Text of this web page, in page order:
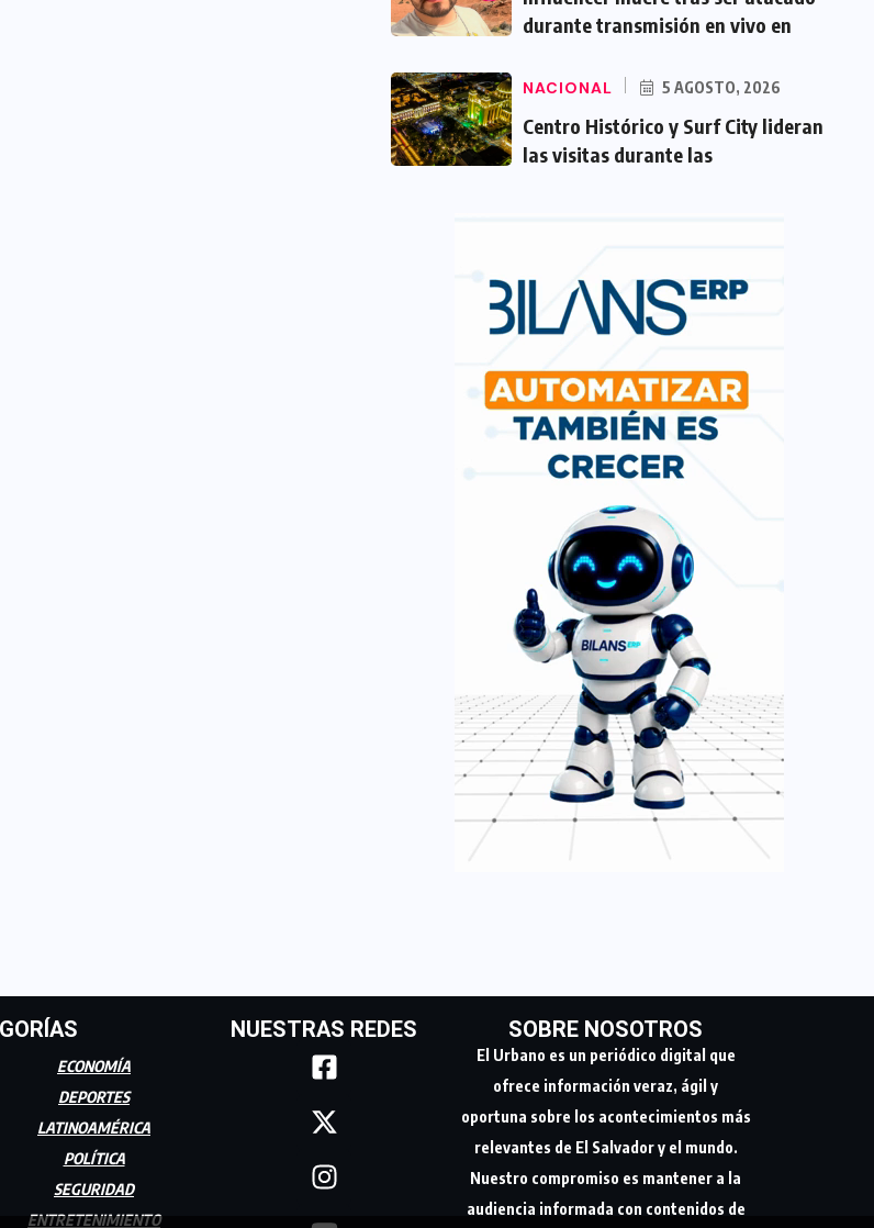
durante transmisión en vivo en
NACIONAL 5 AGOSTO, 2026
Centro Histórico y Surf City lideran
las visitas durante las
ECONOMÍA
DEPORTES
LATINOAMÉRICA
POLÍTICA
SEGURIDAD
ENTRETENIMIENTO
NUESTRAS REDES SOBRE NOSOTROS
El Urbano es un periódico digital que
ofrece información veraz, ágil y
oportuna sobre los acontecimientos más
relevantes de El Salvador y el mundo.
Nuestro compromiso es mantener a la
audiencia informada con contenidos de